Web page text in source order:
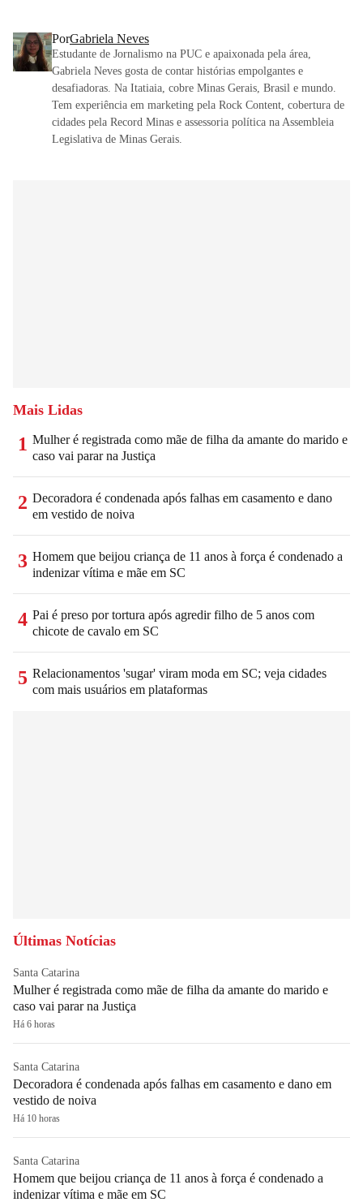
PorGabriela Neves
Estudante de Jornalismo na PUC e apaixonada pela área,
Gabriela Neves gosta de contar histórias empolgantes e
desafiadoras. Na Itatiaia, cobre Minas Gerais, Brasil e mundo.
Tem experiência em marketing pela Rock Content, cobertura de
cidades pela Record Minas e assessoria política na Assembleia
Legislativa de Minas Gerais.
Mais Lidas
1 Mulher é registrada como mãe de filha da amante do marido e
caso vai parar na Justiça
2 Decoradora é condenada após falhas em casamento e dano
em vestido de noiva
3 Homem que beijou criança de 11 anos à força é condenado a
indenizar vítima e mãe em SC
4 Pai é preso por tortura após agredir filho de 5 anos com
chicote de cavalo em SC
5 Relacionamentos 'sugar' viram moda em SC; veja cidades
com mais usuários em plataformas
Últimas Notícias
Santa Catarina
Mulher é registrada como mãe de filha da amante do marido e
caso vai parar na Justiça
Há 6 horas
Santa Catarina
Decoradora é condenada após falhas em casamento e dano em
vestido de noiva
Há 10 horas
Santa Catarina
Homem que beijou criança de 11 anos à força é condenado a
indenizar vítima e mãe em SC